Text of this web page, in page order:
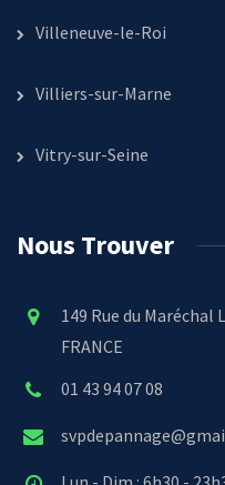
Villeneuve-le-Roi
Villiers-sur-Marne
Vitry-sur-Seine
Nous Trouver
149 Rue du Maréchal
FRANCE
01 43 94 07 08